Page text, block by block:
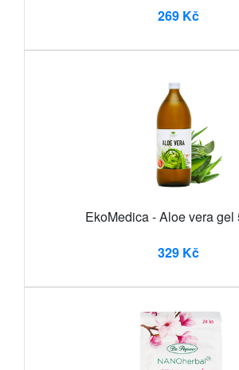
269 Kč
EkoMedica - Aloe vera gel
329 Kč